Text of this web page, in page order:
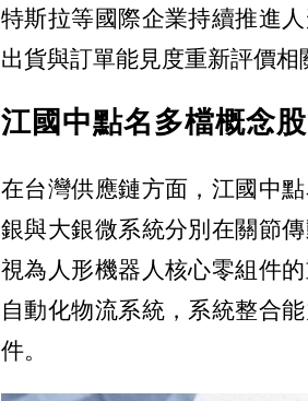
特斯拉等國際企業持續推進
出貨與訂單能見度重新評價相
江國中點名多檔概念股
在台灣供應鏈方面，江國中
銀與大銀微系統分別在關節
視為人形機器人核心零組件
自動化物流系統，系統整合
件。